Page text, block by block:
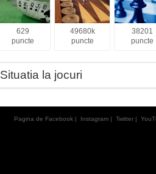
629
puncte
49680k
puncte
38201
puncte
Situatia la jocuri
Pagina de Facebook| Instagram| Twitter|